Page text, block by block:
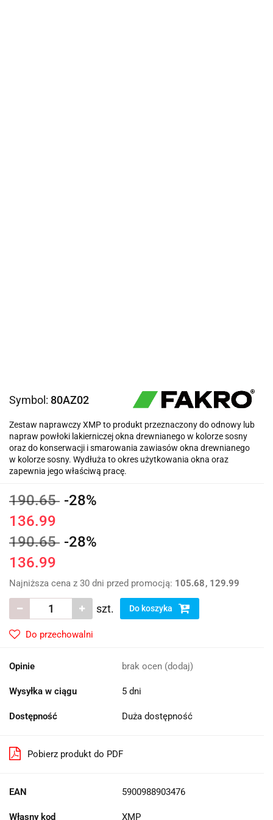
Symbol: 80AZ02
Zestaw naprawczy XMP to produkt przeznaczony do odnowy lub
napraw powłoki lakierniczej okna drewnianego w kolorze sosny
oraz do konserwacji i smarowania zawiasów okna drewnianego
w kolorze sosny. Wydłuża to okres użytkowania okna oraz
zapewnia jego właściwą pracę.
190.65 -28%
136.99
190.65 -28%
136.99
Najniższa cena z 30 dni przed promocją: 105.68 129.99
szt. Do koszyka
Do przechowalni
Opinie brak ocen (dodaj)
Wysyłka w ciągu 5 dni
Dostępność Duża dostępność
Pobierz produkt do PDF
EAN 5900988903476
Własny kod XMP